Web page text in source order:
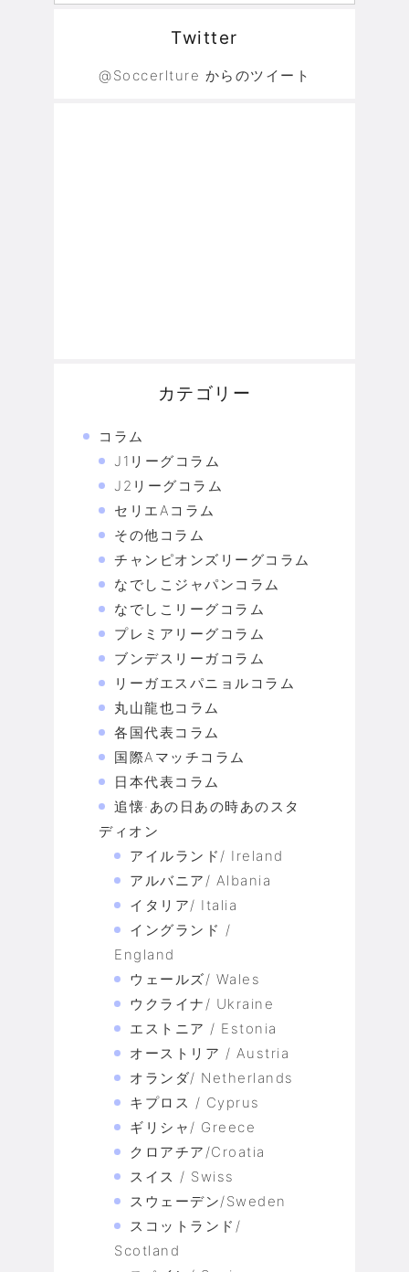
Twitter
@Soccerlture からのツイート
カテゴリー
コラム
J1リーグコラム
J2リーグコラム
セリエAコラム
その他コラム
チャンピオンズリーグコラム
なでしこジャパンコラム
なでしこリーグコラム
プレミアリーグコラム
ブンデスリーガコラム
リーガエスパニョルコラム
丸山龍也コラム
各国代表コラム
国際Aマッチコラム
日本代表コラム
追懐·あの日あの時あのスタ
ディオン
アイルランド/ Ireland
アルバニア/ Albania
イタリア/ Italia
イングランド /
England
ウェールズ/ Wales
ウクライナ/ Ukraine
エストニア / Estonia
オーストリア / Austria
オランダ/ Netherlands
キプロス / Cyprus
ギリシャ/ Greece
クロアチア/Croatia
スイス / Swiss
スウェーデン/Sweden
スコットランド/
Scotland